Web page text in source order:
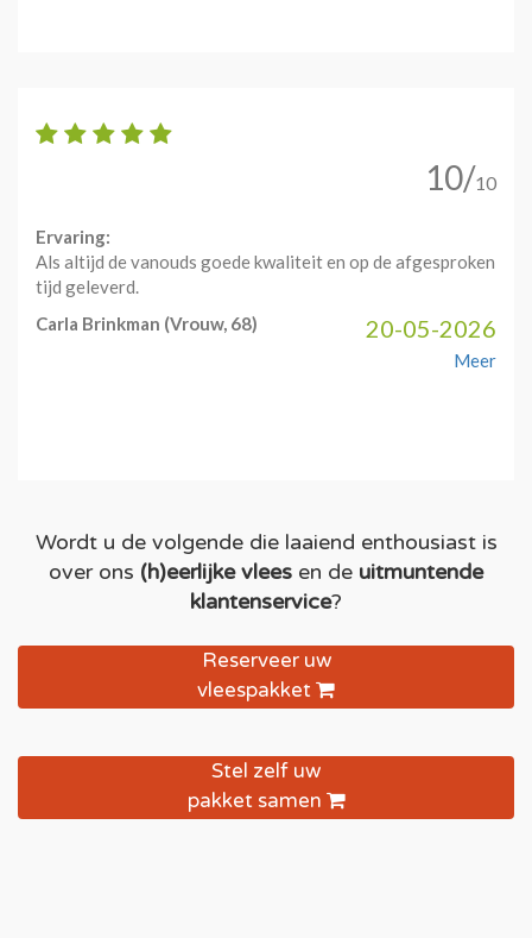
10/10
Ervaring:
Als altijd de vanouds goede kwaliteit en op de afgesproken
tijd geleverd.
Carla Brinkman (Vrouw, 68) 20-05-2026
Meer
Wordt u de volgende die laaiend enthousiast is
over ons (h)eerlijke vlees en de uitmuntende
klantenservice?
Reserveer uw
vleespakket
Stel zelf uw
pakket samen